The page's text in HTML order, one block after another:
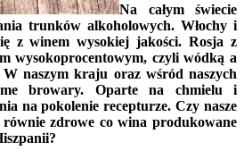
Na całym świecie
trunków alkoholowych. Włochy i
z winem wysokiej jakości. Rosja z
wysokoprocentowym, czyli wódką a
naszym kraju oraz wśród naszych
browary. Oparte na chmielu i
na pokolenie recepturze. Czy nasze
zdrowe co wina produkowane